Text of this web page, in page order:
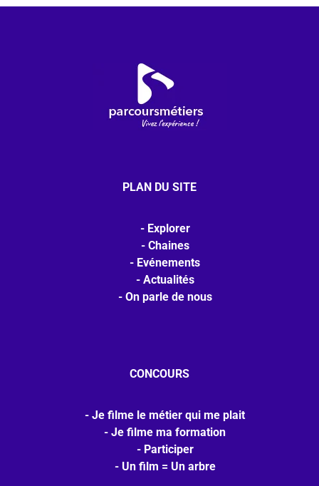
PLAN DU SITE
Explorer
Chaines
Evénements
Actualités
On parle de nous
CONCOURS
Je filme le métier qui me plait
Je filme ma formation
Participer
Un film = Un arbre